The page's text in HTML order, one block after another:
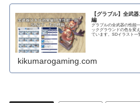
【グラブル】全武
編
グラブルの全武器の性能
ックグラウンドの色を変
ています。SDイラスト一
kikumarogaming.com